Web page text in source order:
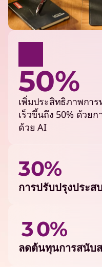
50%
เพิ่มประสิทธิภาพกา
เร็วขึ้นถึง 50% ด้วย
ด้วย AI
30%
การปรับปรุงประ
3 0%
ลดต้นทุนการสนับ